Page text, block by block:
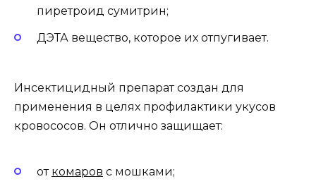
пиретроид сумитрин;
ДЭТА вещество, которое их отпугивает.
Инсектицидный препарат создан для
применения в целях профилактики укусов
кровососов. Он отлично защищает:
от комаров с мошками;